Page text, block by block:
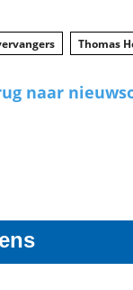
Thomas
naar